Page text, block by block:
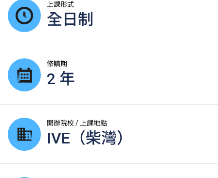
上課形式
全日制
修讀期
2 年
開辦院校 / 上課地點
IVE（柴灣）